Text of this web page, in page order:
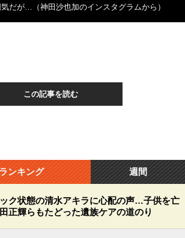
だが…（神田沙也加のインスタグラムから）
この記事を読む
ンキング 週間
ク状態の清水アキラに心配の声…子供を亡
正輝らもたどった遺族ケアの道のり